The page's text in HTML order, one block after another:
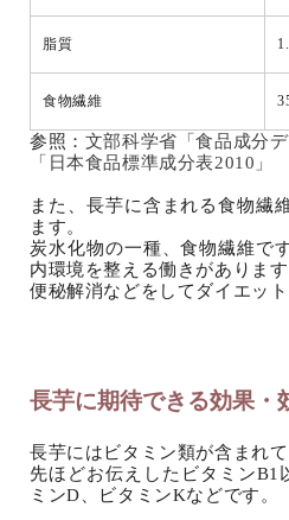
脂質
食物繊維
参照： 文部科学省「食品成分デ
「日本食品標準成分表2010」
また、長芋に含まれる食物繊
ます。
炭水化物の一種、食物繊維で
内環境を整える働きがあります
便秘解消などをしてダイエッ
長芋に期待できる効果・
長芋にはビタミン類が含まれて
先ほどお伝えしたビタミンB1
ミンD、ビタミンKなどです。